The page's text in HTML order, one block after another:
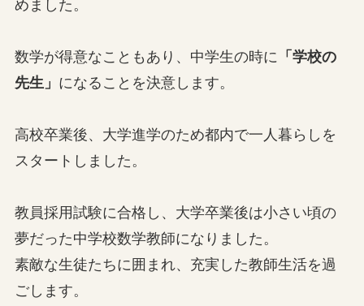
めました。
数学が得意なこともあり、中学生の時に 「学校の
先生」 になることを決意します。
高校卒業後、大学進学のため都内で一人暮らしを
スタートしました。
教員採用試験に合格し、大学卒業後は小さい頃の
夢だった中学校数学教師になりました。
素敵な生徒たちに囲まれ、充実した教師生活を過
ごします。